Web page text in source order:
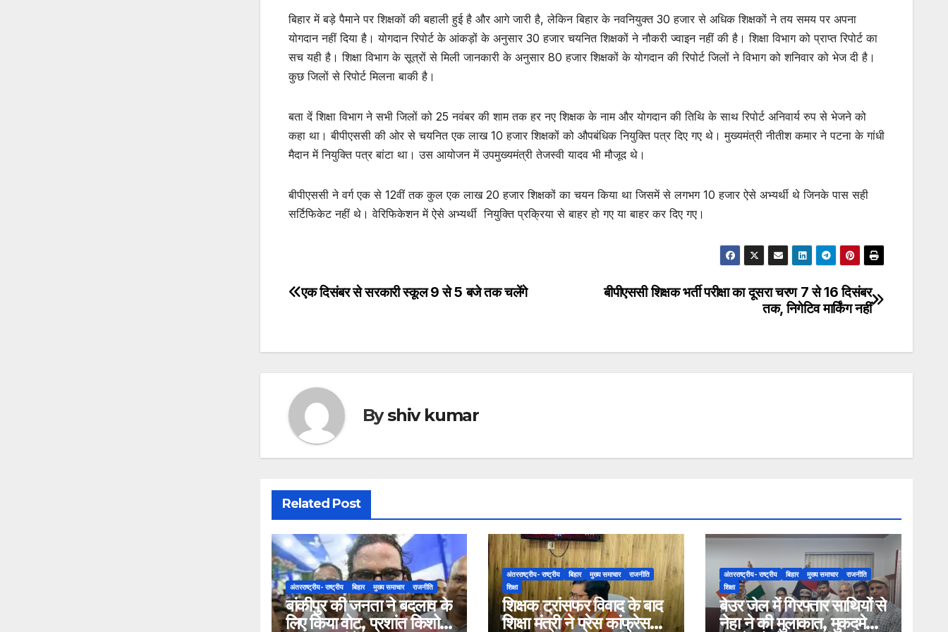
बिहार में बड़े पैमाने पर शिक्षकों की बहाली हुई है और आगे जारी है, लेकिन बिहार के नवनियुक्त 30 हजार से अधिक शिक्षकों ने तय समय पर अपना
योगदान नहीं दिया है। योगदान रिपोर्ट के आंकड़ों के अनुसार 30 हजार चयनित शिक्षकों ने नौकरी ज्वाइन नहीं की है। शिक्षा विभाग को प्राप्त रिपोर्ट का
सच यही है। शिक्षा विभाग के सूत्रों से मिली जानकारी के अनुसार 80 हजार शिक्षकों के योगदान की रिपोर्ट जिलों ने विभाग को शनिवार को भेज दी है।
कुछ जिलों से रिपोर्ट मिलना बाकी है।
बता दें शिक्षा विभाग ने सभी जिलों को 25 नवंबर की शाम तक हर नए शिक्षक के नाम और योगदान की तिथि के साथ रिपोर्ट अनिवार्य रुप से भेजने को
कहा था। बीपीएससी की ओर से चयनित एक लाख 10 हजार शिक्षकों को औपबंधिक नियुक्ति पत्र दिए गए थे। मुख्यमंत्री नीतीश कमार ने पटना के गांधी
मैदान में नियुक्ति पत्र बांटा था। उस आयोजन में उपमुख्यमंत्री तेजस्वी यादव भी मौजूद थे।
बीपीएससी ने वर्ग एक से 12वीं तक कुल एक लाख 20 हजार शिक्षकों का चयन किया था जिसमें से लगभग 10 हजार ऐसे अभ्यर्थी थे जिनके पास सही
सर्टिफिकेट नहीं थे। वेरिफिकेशन में ऐसे अभ्यर्थी नियुक्ति प्रक्रिया से बाहर हो गए या बाहर कर दिए गए।
Post
बीपीएससी शिक्षक भर्ती परीक्षा का दूसरा चरण 7 से 16 दिसंबर
तक, निगेटिव मार्किंग नहीं
एक दिसंबर से सरकारी स्कूल 9 से 5 बजे तक चलेंगे
Byshiv kumar
Related Post
अंतरराष्ट्रीय- राष्ट्रीय बिहार मुख्य समाचार राजनीति
बांकीपुर की जनता ने बदलाव के
लिए किया वोट, प्रशांत किशोर
अंतरराष्ट्रीय- राष्ट्रीय बिहार मुख्य समाचार
राजनीति
शिक्षा
शिक्षक ट्रांसफर विवाद के बाद
शिक्षा मंत्री ने प्रेस कांफ्रेस
अंतरराष्ट्रीय- राष्ट्रीय बिहार मुख्य समाचार
राजनीति
शिक्षा
बेउर जेल में गिरफ्तार साथियों से
नेहा ने की मुलाकात, मुकदमे